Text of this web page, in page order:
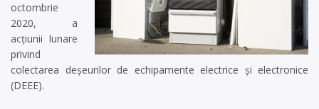
octombrie
2020, a
acţiunii lunare
privind
colectarea deşeurilor de echipamente electrice şi electronice
(DEEE).